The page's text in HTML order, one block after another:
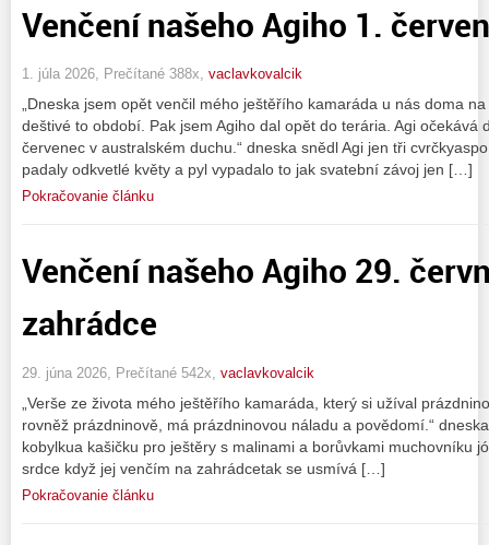
Venčení našeho Agiho 1.
1. júla 2026, Prečítané 388x, vaclavkovalcik
„Dneska jsem opět venčil mého ještěřího kamaráda u nás doma
deštivé to období. Pak jsem Agiho dal opět do terária. Agi očekává
červenec v australském duchu.“ dneska snědl Agi jen tři
padaly odkvetlé květy a pyl vypadalo to jak svatební závoj jen […]
Pokračovanie článku
Venčení našeho Agiho 29.
zahrádce
29. júna 2026, Prečítané 542x, vaclavkovalcik
„Verše ze života mého ještěřího kamaráda, který si užíval
rovněž prázdninově, má prázdninovou náladu a povědomí.“
kobylkua kašičku pro ještěry s malinami a borůvkami muchovníku
srdce když jej venčím na zahrádcetak se usmívá […]
Pokračovanie článku